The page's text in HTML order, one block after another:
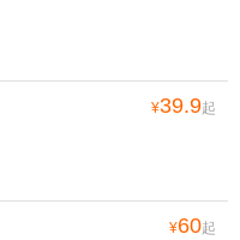
¥39.9起
¥60起